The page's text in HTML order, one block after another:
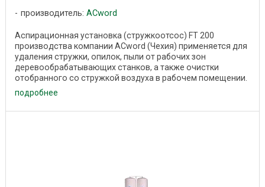
производитель: ACword
Аспирационная установка (стружкоотсос) FT 200
производства компании ACword (Чехия) применяется для
удаления стружки, опилок, пыли от рабочих зон
деревообрабатывающих станков, а также очистки
отобранного со стружкой воздуха в рабочем помещении.
подробнее